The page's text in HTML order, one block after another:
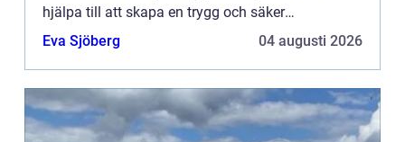
hjälpa till att skapa en trygg och säker
arbetsmiljö. Ett sådant syst...
Eva Sjöberg 04 augusti 2026